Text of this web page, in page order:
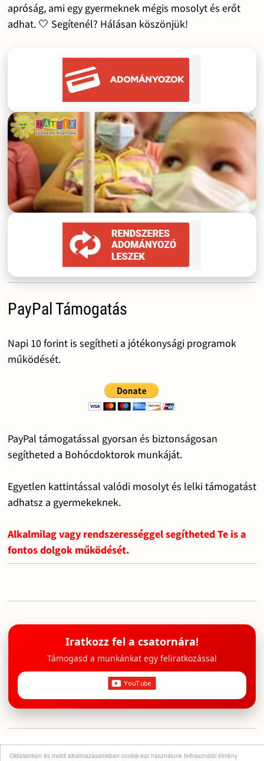
Oldalainkon és mobil alkalmazásainkban cookie-kat használunk felhasználói élmény
apróság, ami egy gyermeknek mégis mosolyt és erőt
adhat. 🤍 Segítenél? Hálásan köszönjük!
PayPal Támogatás
Napi 10 forint is segítheti a jótékonysági programok
működését.
PayPal támogatással gyorsan és biztonságosan
segítheted a Bohócdoktorok munkáját.
Egyetlen kattintással valódi mosolyt és lelki támogatást
adhatsz a gyermekeknek.
Alkalmilag vagy rendszerességgel segítheted Te is a
fontos dolgok működését.
Iratkozz fel a csatornára!
Támogasd a munkánkat egy feliratkozással
Tárgyi adományok